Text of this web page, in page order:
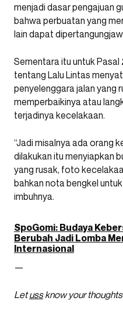
menjadi dasar pengajuan
bahwa perbuatan yang
lain dapat
Sementara itu untuk
tentang Lalu Lintas
penyelenggara jalan yang
memperbaikinya atau
terjadinya kecelakaan.
“Jadi misalnya ada orang
dilakukan itu menyiapkan
yang rusak, foto
bahkan nota bengkel
imbuhnya.
SpoGomi: Budaya
Berubah Jadi Lomba
Internasional
—
Letussknow your